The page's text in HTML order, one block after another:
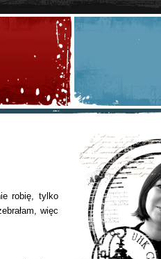
robię, tylko
więc